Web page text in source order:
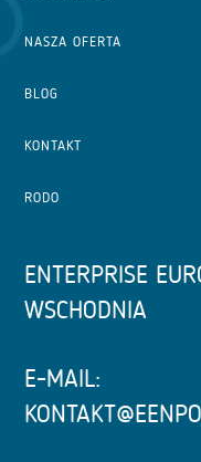
NASZA OFERTA
BLOG
KONTAKT
RODO
ENTERPRISE
WSCHODNIA
E-MAIL: